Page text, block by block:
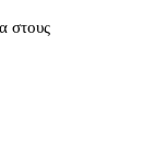
στους